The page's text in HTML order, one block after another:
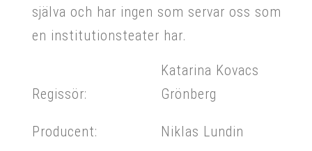
själva och har ingen som servar oss som
en institutionsteater har.
Regissör:
Producent:
Katarina Kovacs
Grönberg
Niklas Lundin